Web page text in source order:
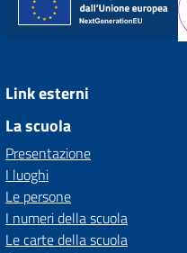
Link esterni
La scuola
Presentazione
I luoghi
Le persone
I numeri della scuola
Le carte della scuola